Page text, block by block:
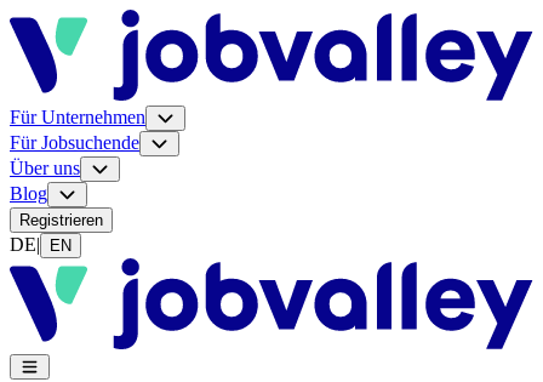
Für Unternehmen
Für Jobsuchende
Über uns
Blog
Registrieren
DE| EN